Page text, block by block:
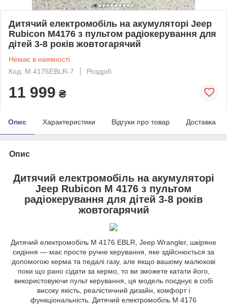
Дитячий електромобіль на акумуляторі Jeep
Rubicon M4176 з пультом радіокерування для
дітей 3-8 років жовтогарячий
Немає в наявності
Код: M 4176EBLR-7
Роздріб
11 999 ₴
Опис Характеристики Відгуки про товар Доставка
Опис
Дитячий електромобіль на акумуляторі
Jeep Rubicon M 4176 з пультом
радіокерування для дітей 3-8 років
жовтогарячий
Дитячий електромобіль M 4176 EBLR, Jeep Wrangler, шкіряне
сидіння — має просте ручне керування, яке здійснюється за
допомогою керма та педалі газу, але якщо вашому малюкові
поки що рано сідати за кермо, то ви зможете катати його,
використовуючи пульт керування, ця модель поєднує в собі
високу якість, реалістичний дизайн, комфорт і
функціональність. Дитячий електромобіль M 4176